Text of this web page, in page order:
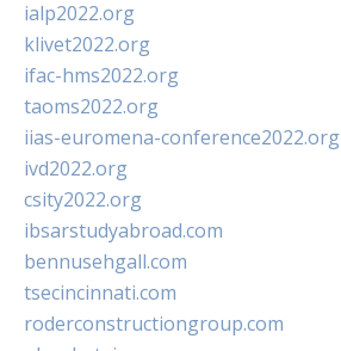
ialp2022.org
klivet2022.org
ifac-hms2022.org
taoms2022.org
iias-euromena-conference2022.org
ivd2022.org
csity2022.org
ibsarstudyabroad.com
bennusehgall.com
tsecincinnati.com
roderconstructiongroup.com